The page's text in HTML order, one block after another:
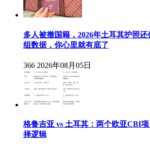
多人被撤国籍，2026年土耳其护照
组数据，你心里就有底了
366 2026年08月05日
格鲁吉亚 vs 土耳其：两个欧亚CBI
择逻辑